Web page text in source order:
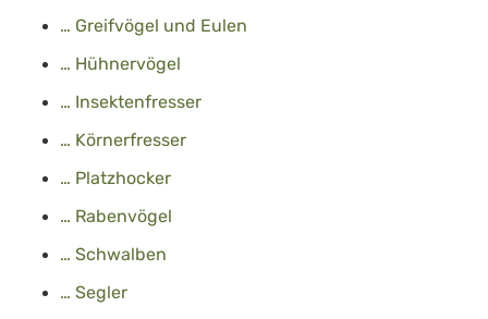
… Greifvögel und Eulen
… Hühnervögel
… Insektenfresser
… Körnerfresser
… Platzhocker
… Rabenvögel
… Schwalben
… Segler